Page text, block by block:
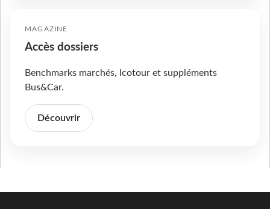
MAGAZINE
Accès dossiers
Benchmarks marchés, Icotour et suppléments
Bus&Car.
Découvrir